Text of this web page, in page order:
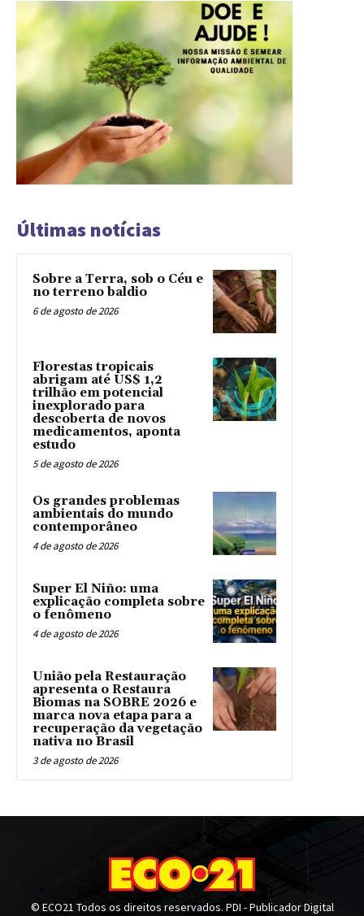
Últimas notícias
Sobre a Terra, sob o Céu e
no terreno baldio
6 de agosto de 2026
Florestas tropicais
abrigam até US$ 1,2
trilhão em potencial
inexplorado para
descoberta de novos
medicamentos, aponta
estudo
5 de agosto de 2026
Os grandes problemas
ambientais do mundo
contemporâneo
4 de agosto de 2026
Super El Niño: uma
explicação completa sobre
o fenômeno
4 de agosto de 2026
União pela Restauração
apresenta o Restaura
Biomas na SOBRE 2026 e
marca nova etapa para a
recuperação da vegetação
nativa no Brasil
3 de agosto de 2026
© ECO21 Todos os direitos reservados. PDI - Publicador Digital